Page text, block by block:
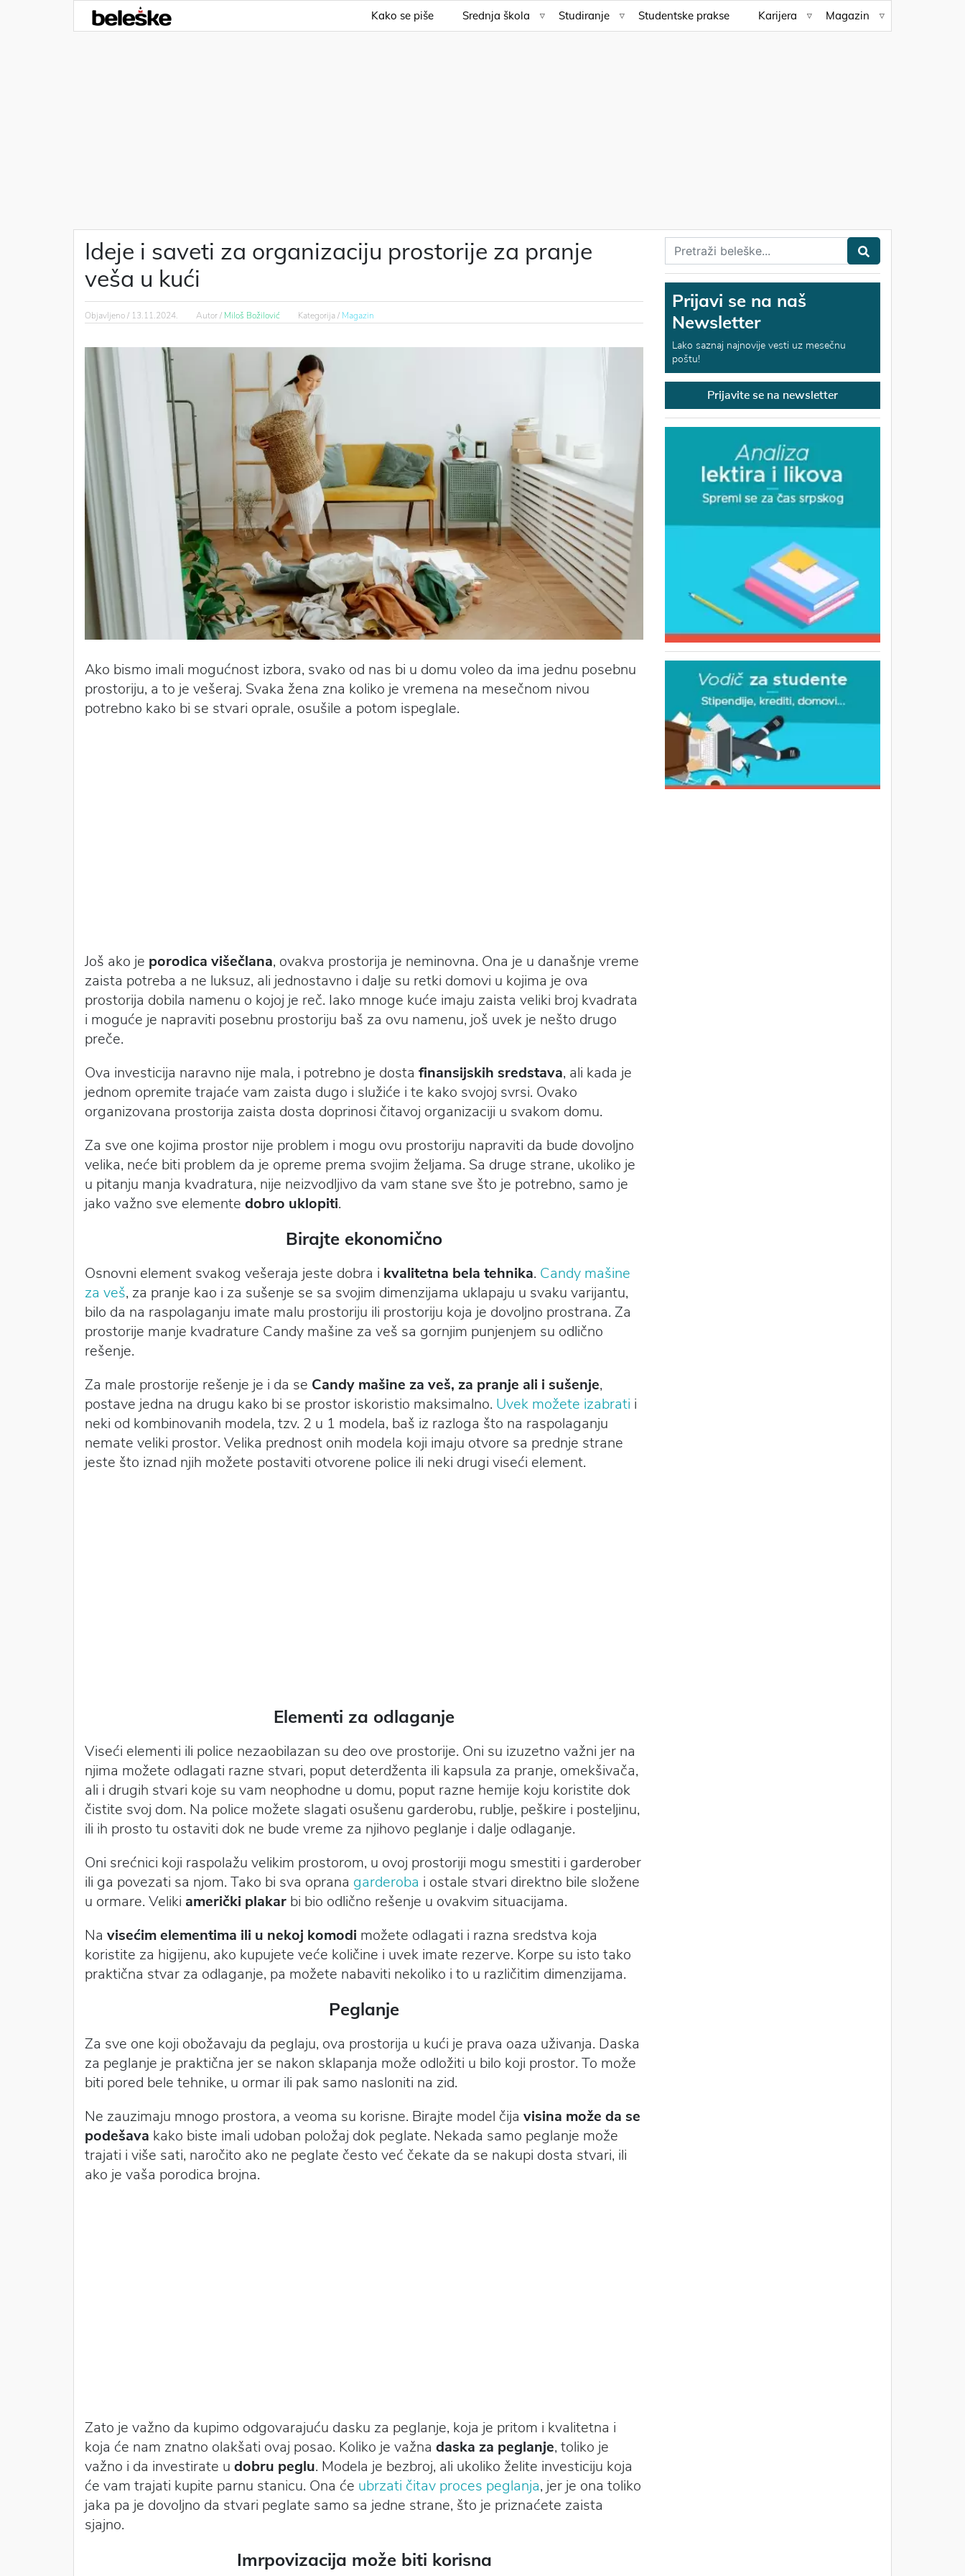
Kako se piše Srednja škola Studiranje Studentske prakse Karijera Magazin
Ideje i saveti za organizaciju prostorije za pranje
veša u kući
Objavljeno / 13.11.2024. Autor / Miloš Božilović Kategorija / Magazin
Ako bismo imali mogućnost izbora, svako od nas bi u domu voleo da ima jednu posebnu
prostoriju, a to je vešeraj. Svaka žena zna koliko je vremena na mesečnom nivou
potrebno kako bi se stvari oprale, osušile a potom ispeglale.
Još ako je porodica višečlana, ovakva prostorija je neminovna. Ona je u današnje vreme
zaista potreba a ne luksuz, ali jednostavno i dalje su retki domovi u kojima je ova
prostorija dobila namenu o kojoj je reč. Iako mnoge kuće imaju zaista veliki broj kvadrata
i moguće je napraviti posebnu prostoriju baš za ovu namenu, još uvek je nešto drugo
preče.
Ova investicija naravno nije mala, i potrebno je dosta finansijskih sredstava, ali kada je
jednom opremite trajaće vam zaista dugo i služiće i te kako svojoj svrsi. Ovako
organizovana prostorija zaista dosta doprinosi čitavoj organizaciji u svakom domu.
Za sve one kojima prostor nije problem i mogu ovu prostoriju napraviti da bude dovoljno
velika, neće biti problem da je opreme prema svojim željama. Sa druge strane, ukoliko je
u pitanju manja kvadratura, nije neizvodljivo da vam stane sve što je potrebno, samo je
jako važno sve elemente dobro uklopiti.
Birajte ekonomično
Osnovni element svakog vešeraja jeste dobra i kvalitetna bela tehnika. Candy mašine
za veš, za pranje kao i za sušenje se sa svojim dimenzijama uklapaju u svaku varijantu,
bilo da na raspolaganju imate malu prostoriju ili prostoriju koja je dovoljno prostrana. Za
prostorije manje kvadrature Candy mašine za veš sa gornjim punjenjem su odlično
rešenje.
Za male prostorije rešenje je i da se Candy mašine za veš, za pranje ali i sušenje,
postave jedna na drugu kako bi se prostor iskoristio maksimalno. Uvek možete izabrati i
neki od kombinovanih modela, tzv. 2 u 1 modela, baš iz razloga što na raspolaganju
nemate veliki prostor. Velika prednost onih modela koji imaju otvore sa prednje strane
jeste što iznad njih možete postaviti otvorene police ili neki drugi viseći element.
Elementi za odlaganje
Viseći elementi ili police nezaobilazan su deo ove prostorije. Oni su izuzetno važni jer na
njima možete odlagati razne stvari, poput deterdženta ili kapsula za pranje, omekšivača,
ali i drugih stvari koje su vam neophodne u domu, poput razne hemije koju koristite dok
čistite svoj dom. Na police možete slagati osušenu garderobu, rublje, peškire i posteljinu,
ili ih prosto tu ostaviti dok ne bude vreme za njihovo peglanje i dalje odlaganje.
Oni srećnici koji raspolažu velikim prostorom, u ovoj prostoriji mogu smestiti i garderober
ili ga povezati sa njom. Tako bi sva oprana garderoba i ostale stvari direktno bile složene
u ormare. Veliki američki plakar bi bio odlično rešenje u ovakvim situacijama.
Na visećim elementima ili u nekoj komodi možete odlagati i razna sredstva koja
koristite za higijenu, ako kupujete veće količine i uvek imate rezerve. Korpe su isto tako
praktična stvar za odlaganje, pa možete nabaviti nekoliko i to u različitim dimenzijama.
Peglanje
Za sve one koji obožavaju da peglaju, ova prostorija u kući je prava oaza uživanja. Daska
za peglanje je praktična jer se nakon sklapanja može odložiti u bilo koji prostor. To može
biti pored bele tehnike, u ormar ili pak samo nasloniti na zid.
Ne zauzimaju mnogo prostora, a veoma su korisne. Birajte model čija visina može da se
podešava kako biste imali udoban položaj dok peglate. Nekada samo peglanje može
trajati i više sati, naročito ako ne peglate često već čekate da se nakupi dosta stvari, ili
ako je vaša porodica brojna.
Zato je važno da kupimo odgovarajuću dasku za peglanje, koja je pritom i kvalitetna i
koja će nam znatno olakšati ovaj posao. Koliko je važna daska za peglanje, toliko je
važno i da investirate u dobru peglu. Modela je bezbroj, ali ukoliko želite investiciju koja
će vam trajati kupite parnu stanicu. Ona će ubrzati čitav proces peglanja, jer je ona toliko
jaka pa je dovoljno da stvari peglate samo sa jedne strane, što je priznaćete zaista
sjajno.
Imrpovizacija može biti korisna
Prijavi se na naš
Newsletter
Lako saznaj najnovije vesti uz mesečnu
poštu!
Prijavite se na newsletter